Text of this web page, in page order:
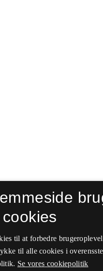
cookies
til at forbedre
til alle cookies i
Se vores cookiepolitik